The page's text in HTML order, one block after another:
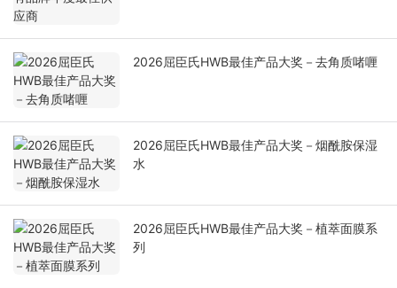
2026屈臣氏HWB最佳产品大奖－去角质啫喱
2026屈臣氏HWB最佳产品大奖－烟酰胺保湿
水
2026屈臣氏HWB最佳产品大奖－植萃面膜系
列